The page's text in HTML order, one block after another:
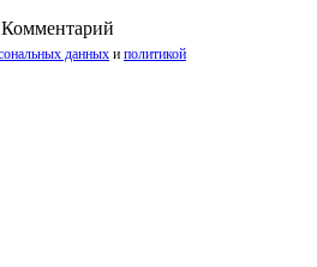
Комментарий
данных и политикой